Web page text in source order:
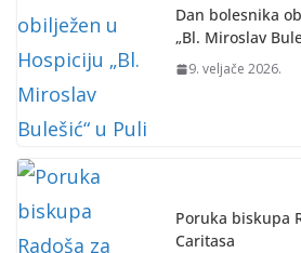
Dan bolesnika
„Bl. Miroslav
9. veljače 2026.
Poruka biskupa
Caritasa